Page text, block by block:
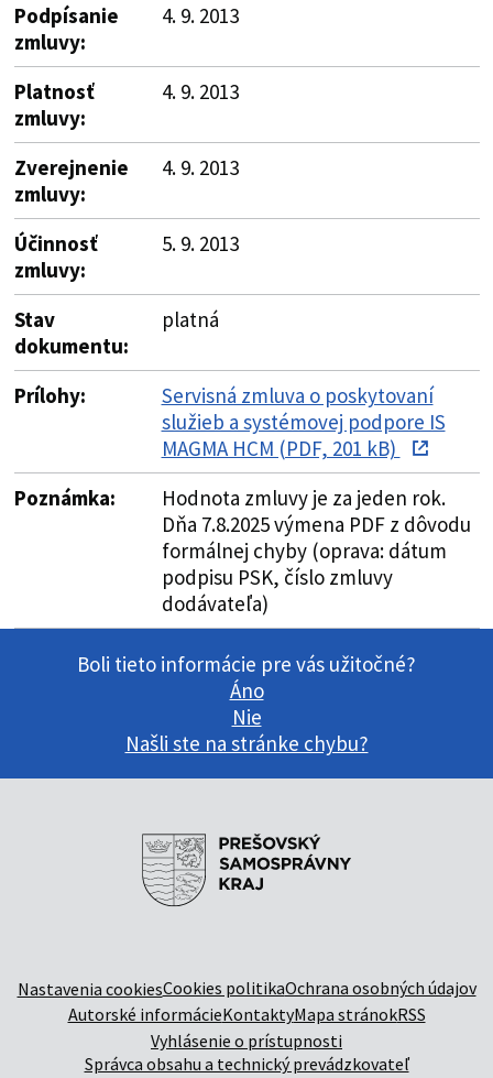
Podpísanie
zmluvy:
4. 9. 2013
Platnosť
zmluvy:
4. 9. 2013
Zverejnenie
zmluvy:
4. 9. 2013
Účinnosť
zmluvy:
5. 9. 2013
Stav
dokumentu:
platná
Prílohy:
Servisná zmluva o poskytovaní
služieb a systémovej podpore IS
MAGMA HCM (PDF, 201 kB)
Poznámka:
Hodnota zmluvy je za jeden rok.
Dňa 7.8.2025 výmena PDF z dôvodu
formálnej chyby (oprava: dátum
podpisu PSK, číslo zmluvy
dodávateľa)
Boli tieto informácie pre vás užitočné?
Áno
Nie
Našli ste na stránke chybu?
Nastavenia cookiesCookies politikaOchrana osobných údajov
Autorské informácieKontaktyMapa stránokRSS
Vyhlásenie o prístupnosti
Správca obsahu a technický prevádzkovateľ